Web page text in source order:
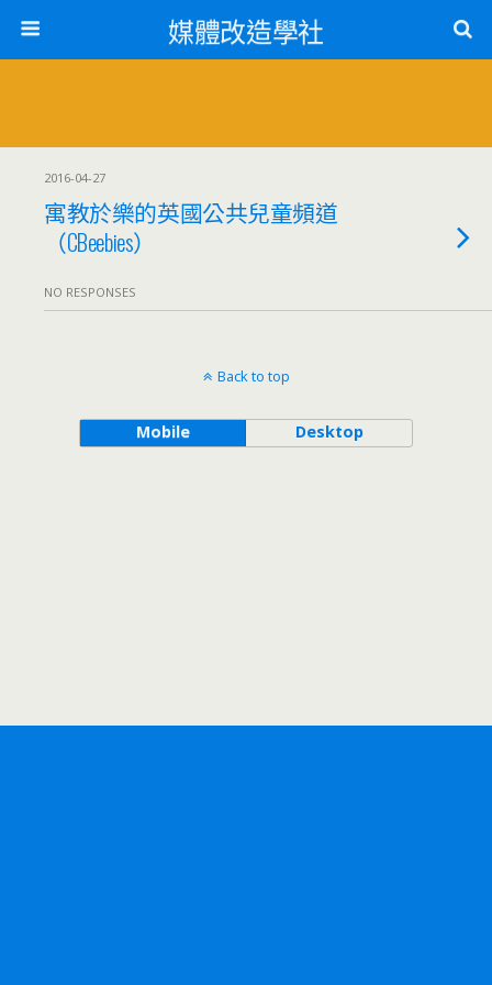
媒體改造學社
2016-04-27
寓教於樂的英國公共兒童頻道
（CBeebies）
NO RESPONSES
Back to top
Mobile Desktop